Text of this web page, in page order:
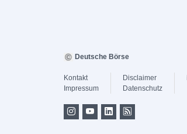
Deutsche Börse
Kontakt
Impressum
Disclaimer
Datenschutz